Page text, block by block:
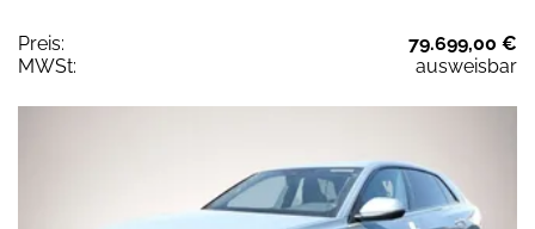
Preis:
79.699,00 €
MWSt:
ausweisbar